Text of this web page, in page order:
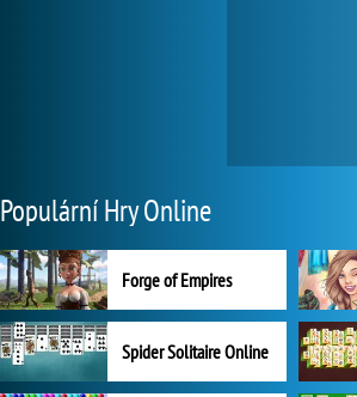
Populární Hry Online
Forge of Empires
Spider Solitaire Online